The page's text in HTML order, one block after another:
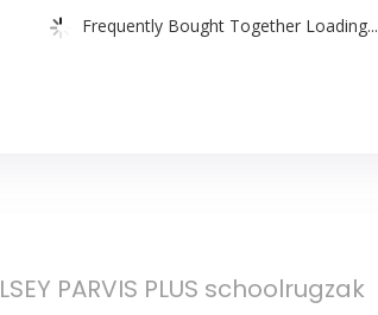
Frequently Bought Together Loading...
PARVIS PLUS schoolrugzak